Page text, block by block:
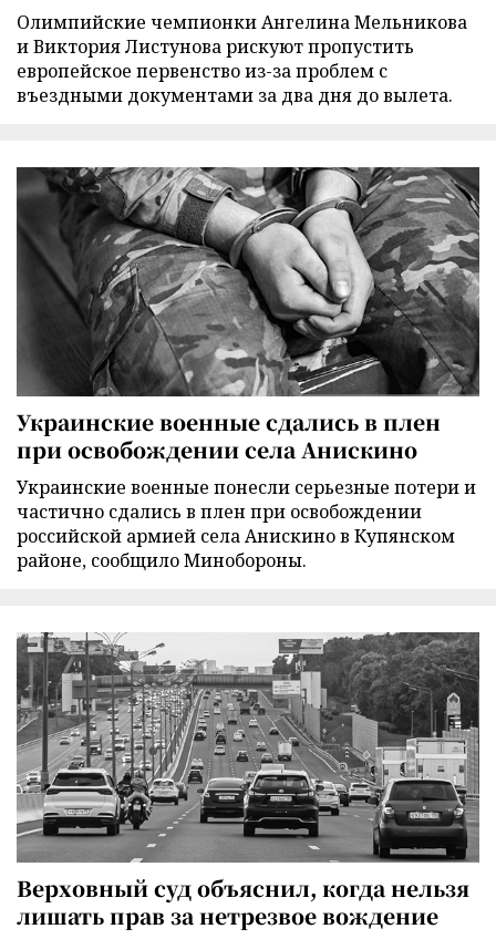
Олимпийские чемпионки Ангелина Мельникова
и Виктория Листунова рискуют пропустить
европейское первенство из-за проблем с
въездными документами за два дня до вылета.
Украинские военные сдались в плен
при освобождении села Анискино
Украинские военные понесли серьезные потери и
частично сдались в плен при освобождении
российской армией села Анискино в Купянском
районе, сообщило Минобороны.
Верховный суд объяснил, когда нельзя
лишать прав за нетрезвое вождение